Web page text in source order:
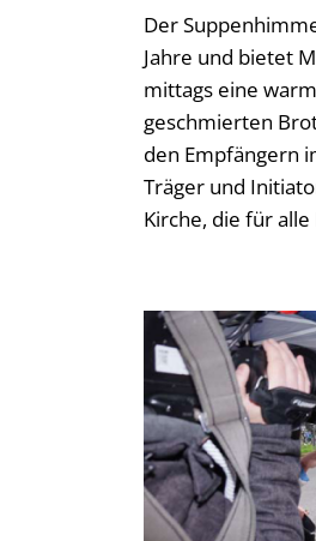
Der
Jahre und bietet
mittags eine
geschmierten
den Empfängern
Träger und
Kirche, die für